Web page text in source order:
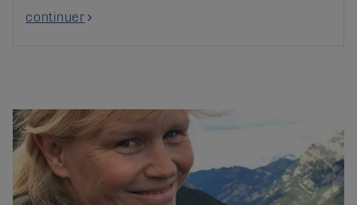
continuer